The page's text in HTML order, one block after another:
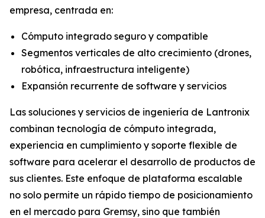
empresa, centrada en:
Cómputo integrado seguro y compatible
Segmentos verticales de alto crecimiento (drones,
robótica, infraestructura inteligente)
Expansión recurrente de software y servicios
Las soluciones y servicios de ingeniería de Lantronix
combinan tecnología de cómputo integrada,
experiencia en cumplimiento y soporte flexible de
software para acelerar el desarrollo de productos de
sus clientes. Este enfoque de plataforma escalable
no solo permite un rápido tiempo de posicionamiento
en el mercado para Gremsy, sino que también